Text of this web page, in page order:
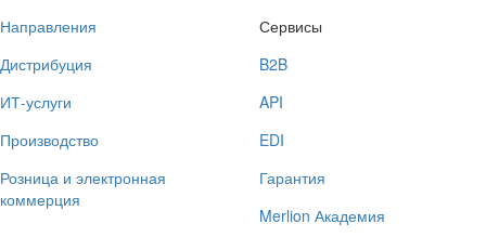
Направления
Дистрибуция
ИТ-услуги
Производство
Розница и электронная
коммерция
Сервисы
B2B
API
EDI
Гарантия
Merlion Академия